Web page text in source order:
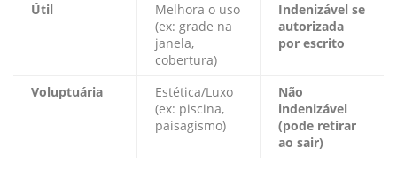
Útil
Melhora o uso
(ex: grade na
janela,
cobertura)
Indenizável se
autorizada
por escrito
Voluptuária
Estética/Luxo
(ex: piscina,
paisagismo)
Não
indenizável
(pode retirar
ao sair)